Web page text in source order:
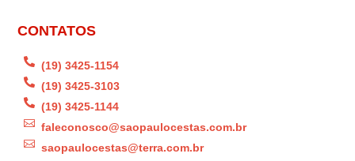
CONTATOS
 (19) 3425-1154
 (19) 3425-3103
 (19) 3425-1144
 faleconosco@saopaulocestas.com.br
 saopaulocestas@terra.com.br